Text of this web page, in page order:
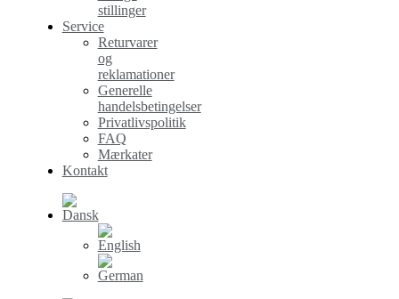
stillinger
Service
Returvarer
og
reklamationer
Generelle
handelsbetingelser
Privatlivspolitik
FAQ
Mærkater
Kontakt